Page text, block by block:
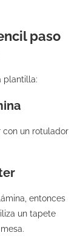
paso
plantilla:
con un rotulador
entonces
un tapete